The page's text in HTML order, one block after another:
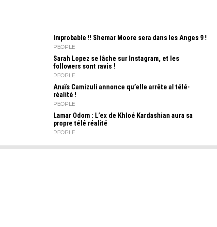
Improbable !! Shemar Moore sera dans les Anges 9 !
PEOPLE
Sarah Lopez se lâche sur Instagram, et les
followers sont ravis !
PEOPLE
Anaïs Camizuli annonce qu’elle arrête al télé-
réalité !
PEOPLE
Lamar Odom : L’ex de Khloé Kardashian aura sa
propre télé réalité
PEOPLE